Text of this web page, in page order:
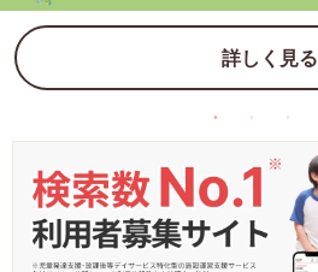
詳しく見る